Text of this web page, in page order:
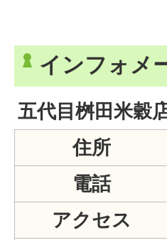
インフォメ
五代目桝田米穀
住所
電話
アクセス